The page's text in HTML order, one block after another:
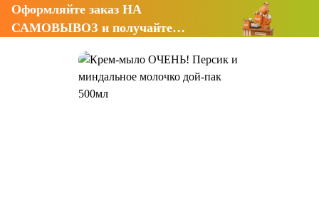
Оформляйте заказ НА
САМОВЫВОЗ и получайте